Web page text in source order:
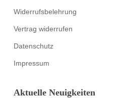
Widerrufsbelehrung
Vertrag widerrufen
Datenschutz
Impressum
Aktuelle Neuigkeiten